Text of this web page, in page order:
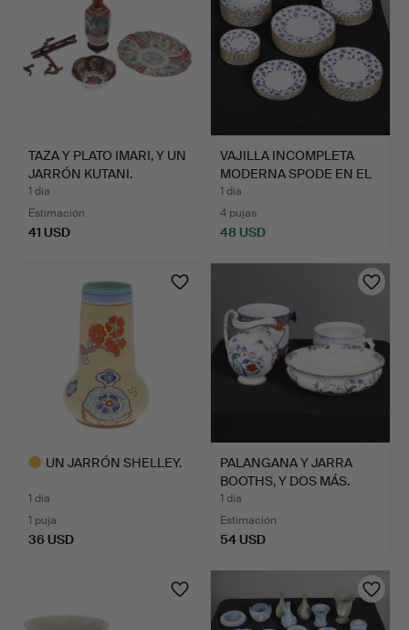
TAZA Y PLATO IMARI, Y UN
JARRÓN KUTANI.
1 día
Estimación
41 USD
VAJILLA INCOMPLETA
MODERNA SPODE EN EL
PAT…
1 día
4 pujas
48 USD
UN JARRÓN SHELLEY.
1 día
1 puja
36 USD
PALANGANA Y JARRA
BOOTHS, Y DOS MÁS.
1 día
Estimación
54 USD